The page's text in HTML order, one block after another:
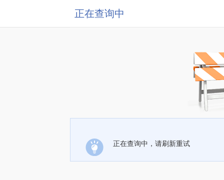
正在查询中
正在查询中，请刷新重试